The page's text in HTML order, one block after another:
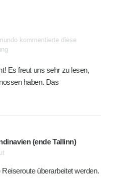
kommentierte diese
Es freut uns sehr zu lesen,
haben. Das
(ende Tallinn)
überarbeitet werden.